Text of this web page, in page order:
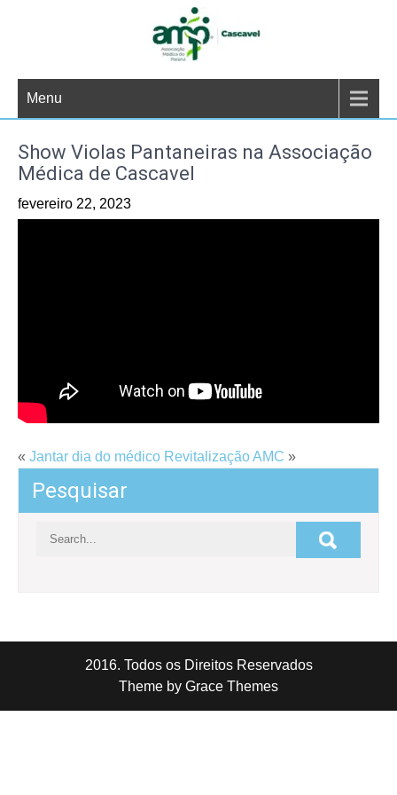
Menu
Show Violas Pantaneiras na Associação
Médica de Cascavel
fevereiro 22, 2023
« Jantar dia do médico Revitalização AMC »
Pesquisar
2016. Todos os Direitos Reservados
Theme by Grace Themes